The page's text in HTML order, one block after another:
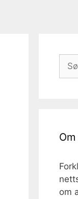
Søk
etter:
om